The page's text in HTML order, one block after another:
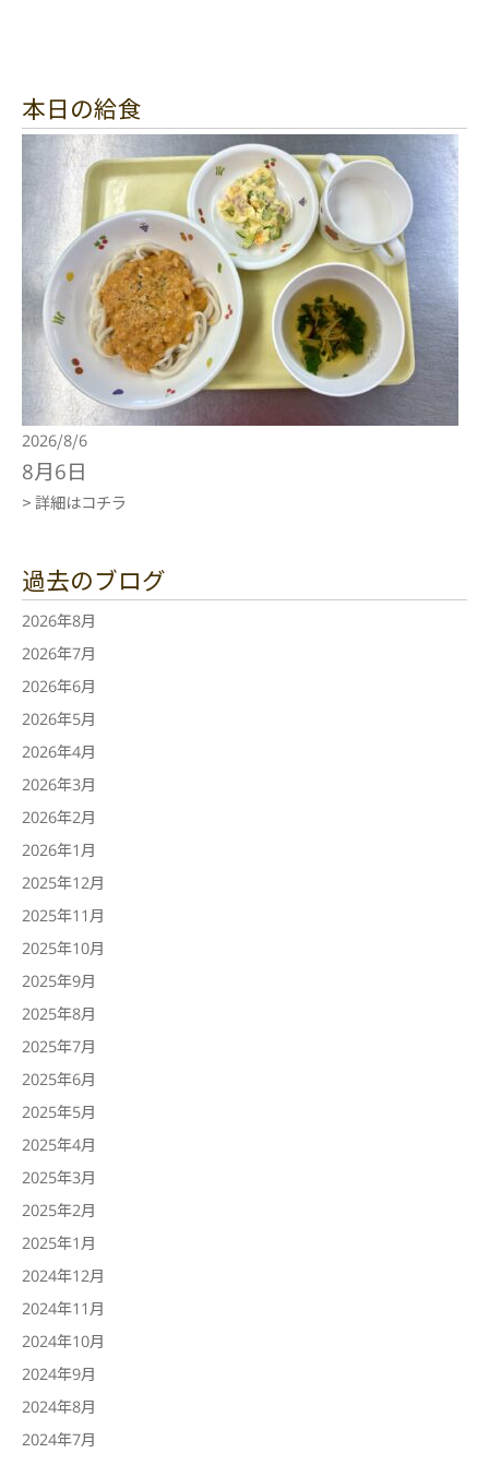
本日の給食
2026/8/6
8月6日
> 詳細はコチラ
過去のブログ
2026年8月
2026年7月
2026年6月
2026年5月
2026年4月
2026年3月
2026年2月
2026年1月
2025年12月
2025年11月
2025年10月
2025年9月
2025年8月
2025年7月
2025年6月
2025年5月
2025年4月
2025年3月
2025年2月
2025年1月
2024年12月
2024年11月
2024年10月
2024年9月
2024年8月
2024年7月